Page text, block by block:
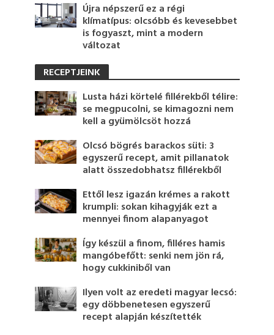
Újra népszerű ez a régi
klímatípus: olcsóbb és kevesebbet
is fogyaszt, mint a modern
változat
RECEPTJEINK
Lusta házi körtelé fillérekből télire:
se megpucolni, se kimagozni nem
kell a gyümölcsöt hozzá
Olcsó bögrés barackos süti: 3
egyszerű recept, amit pillanatok
alatt összedobhatsz fillérekből
Ettől lesz igazán krémes a rakott
krumpli: sokan kihagyják ezt a
mennyei finom alapanyagot
Így készül a finom, filléres hamis
mangóbefőtt: senki nem jön rá,
hogy cukkiniből van
Ilyen volt az eredeti magyar lecsó:
egy döbbenetesen egyszerű
recept alapján készítették